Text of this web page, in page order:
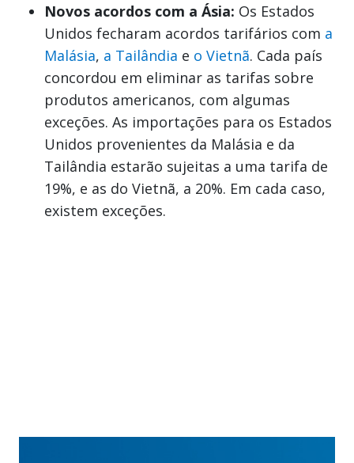
Novos acordos com a Ásia: Os Estados
Unidos fecharam acordos tarifários com a
Malásia, a Tailândia e o Vietnã. Cada país
concordou em eliminar as tarifas sobre
produtos americanos, com algumas
exceções. As importações para os Estados
Unidos provenientes da Malásia e da
Tailândia estarão sujeitas a uma tarifa de
19%, e as do Vietnã, a 20%. Em cada caso,
existem exceções.